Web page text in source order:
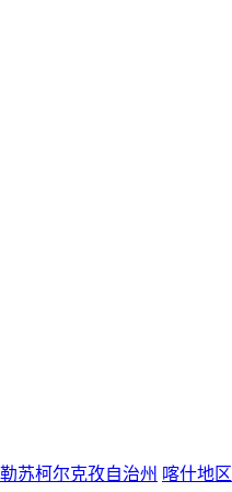
苏柯尔克孜自治州 喀什地区